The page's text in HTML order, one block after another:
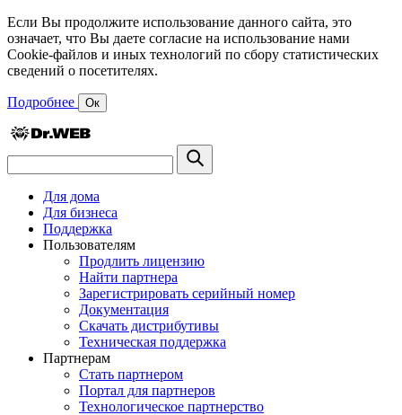
Если Вы продолжите использование данного сайта, это
означает, что Вы даете согласие на использование нами
Cookie-файлов и иных технологий по сбору статистических
сведений о посетителях.
Подробнее Ок
Для дома
Для бизнеса
Поддержка
Пользователям
Продлить лицензию
Найти партнера
Зарегистрировать серийный номер
Документация
Скачать дистрибутивы
Техническая поддержка
Партнерам
Стать партнером
Портал для партнеров
Технологическое партнерство